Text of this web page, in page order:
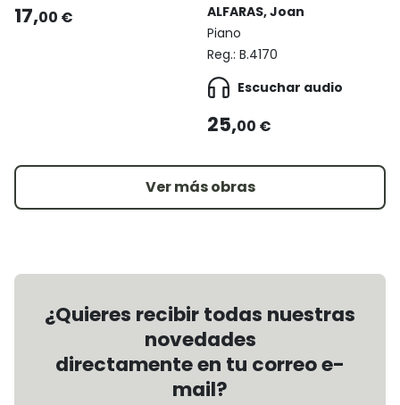
17,00 €
ALFARAS, Joan
Piano
Reg.: B.4170
Escuchar audio
25,00 €
Ver más obras
¿Quieres recibir todas nuestras
novedades
directamente en tu correo e-
mail?